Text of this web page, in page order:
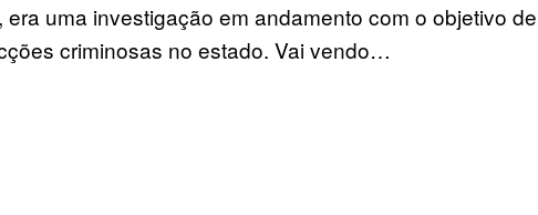
uma investigação em andamento com o objetivo de
criminosas no estado. Vai vendo…